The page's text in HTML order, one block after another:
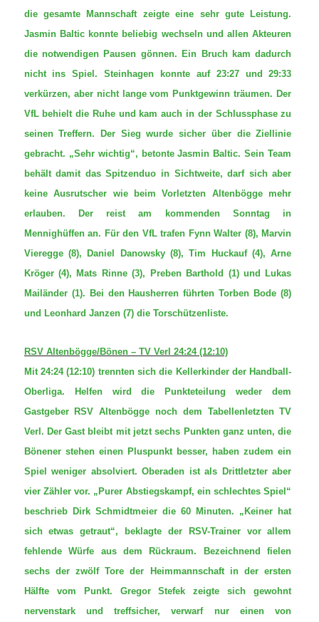
die gesamte Mannschaft zeigte eine sehr gute Leistung.
Jasmin Baltic konnte beliebig wechseln und allen Akteuren
die notwendigen Pausen gönnen. Ein Bruch kam dadurch
nicht ins Spiel. Steinhagen konnte auf 23:27 und 29:33
verkürzen, aber nicht lange vom Punktgewinn träumen. Der
VfL behielt die Ruhe und kam auch in der Schlussphase zu
seinen Treffern. Der Sieg wurde sicher über die Ziellinie
gebracht. „Sehr wichtig“, betonte Jasmin Baltic. Sein Team
behält damit das Spitzenduo in Sichtweite, darf sich aber
keine Ausrutscher wie beim Vorletzten Altenbögge mehr
erlauben. Der reist am kommenden Sonntag in
Mennighüffen an. Für den VfL trafen Fynn Walter (8), Marvin
Vieregge (8), Daniel Danowsky (8), Tim Huckauf (4), Arne
Kröger (4), Mats Rinne (3), Preben Barthold (1) und Lukas
Mailänder (1). Bei den Hausherren führten Torben Bode (8)
und Leonhard Janzen (7) die Torschützenliste.
RSV Altenbögge/Bönen – TV Verl 24:24 (12:10)
Mit 24:24 (12:10) trennten sich die Kellerkinder der Handball-
Oberliga. Helfen wird die Punkteteilung weder dem
Gastgeber RSV Altenbögge noch dem Tabellenletzten TV
Verl. Der Gast bleibt mit jetzt sechs Punkten ganz unten, die
Bönener stehen einen Pluspunkt besser, haben zudem ein
Spiel weniger absolviert. Oberaden ist als Drittletzter aber
vier Zähler vor. „ Purer Abstiegskampf, ein schlechtes Spiel“
beschrieb Dirk Schmidtmeier die 60 Minuten. „Keiner hat
sich etwas getraut“, beklagte der RSV-Trainer vor allem
fehlende Würfe aus dem Rückraum. Bezeichnend fielen
sechs der zwölf Tore der Heimmannschaft in der ersten
Hälfte vom Punkt. Gregor Stefek zeigte sich gewohnt
nervenstark und treffsicher, verwarf nur einen von